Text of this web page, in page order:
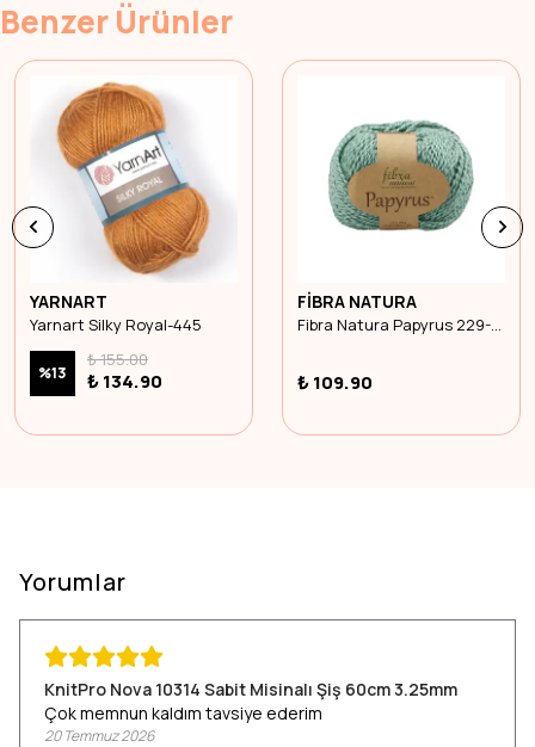
Benzer Ürünler
YARNART
Yarnart Silky Royal-445
%13
₺ 155.00
₺ 134.90
FİBRA NATURA
Fibra Natura Papyrus 229-19
₺ 109.90
Yorumlar
KnitPro Nova 10314 Sabit Misinalı Şiş 60cm 3.25mm
Çok memnun kaldım tavsiye ederim
20 Temmuz 2026